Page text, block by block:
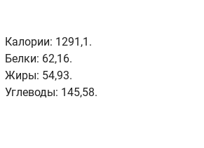
Калории: 1291,1.
Белки: 62,16.
Жиры: 54,93.
Углеводы: 145,58.